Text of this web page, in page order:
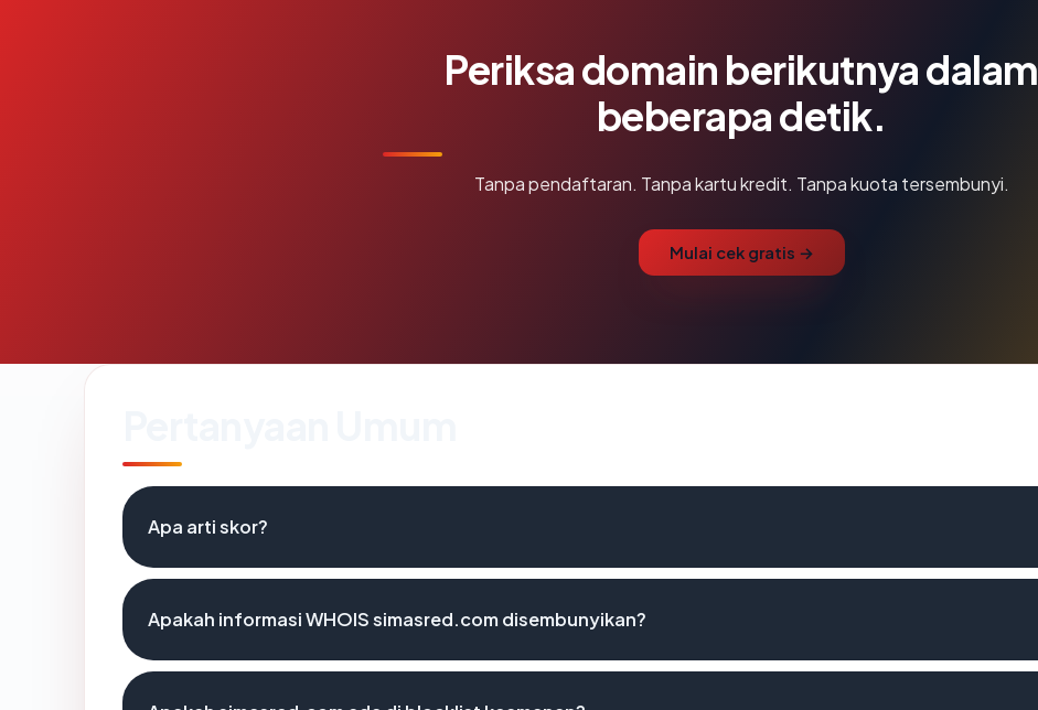
Periksa domain berikutnya dalam
beberapa detik.
Tanpa pendaftaran. Tanpa kartu kredit. Tanpa kuota tersembunyi.
Mulai cek gratis →
Apa arti skor?
Apakah informasi WHOIS simasred.com disembunyikan?